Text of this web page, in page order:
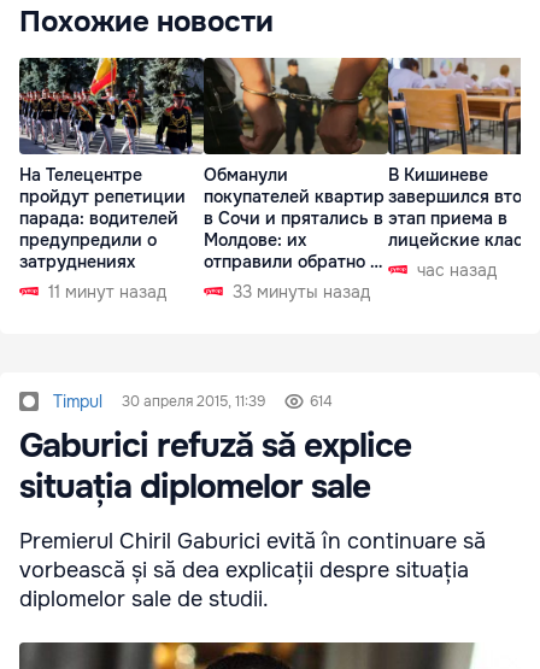
Похожие новости
На Телецентре
пройдут репетиции
парада: водителей
предупредили о
затруднениях
11 минут назад
Обманули
покупателей квартир
в Сочи и прятались в
Молдове: их
отправили обратно в
РФ 33 минуты назад
В Кишиневе
завершился
этап приема в
лицейские
час назад
Timpul 30 апреля 2015, 11:39 614
Gaburici refuză să explice
situația diplomelor sale
Premierul Chiril Gaburici evită în continuare să
vorbească și să dea explicații despre situația
diplomelor sale de studii.